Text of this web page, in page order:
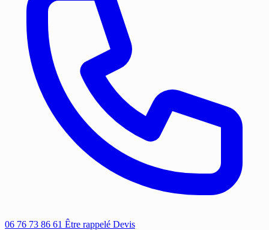
06 76 73 86 61 Être rappelé Devis